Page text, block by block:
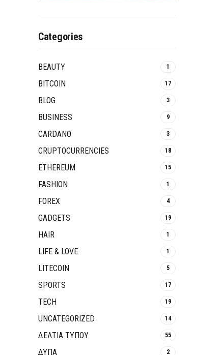
Categories
BEAUTY 1
BITCOIN 17
BLOG 3
BUSINESS 9
CARDANO 3
CRUPTOCURRENCIES 18
ETHEREUM 15
FASHION 1
FOREX 4
GADGETS 19
HAIR 1
LIFE & LOVE 1
LITECOIN 5
SPORTS 17
TECH 19
UNCATEGORIZED 14
ΔΕΛΤΙΑ ΤΥΠΟΥ 55
ΔΥΠΑ 2